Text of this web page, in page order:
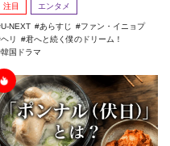
注目 エンタメ
U-NEXT あらすじ
ファン・イニョプ
ヘリ
君へと続く僕のドリーム！
韓国ドラマ